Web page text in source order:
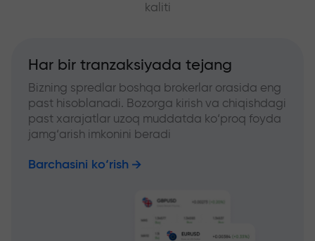
kaliti
Har bir tranzaksiyada tejang
Bizning spredlar boshqa brokerlar orasida eng
past hisoblanadi. Bozorga kirish va chiqishdagi
past xarajatlar uzoq muddatda ko‘proq foyda
jamg‘arish imkonini beradi
Barchasini ko‘rish